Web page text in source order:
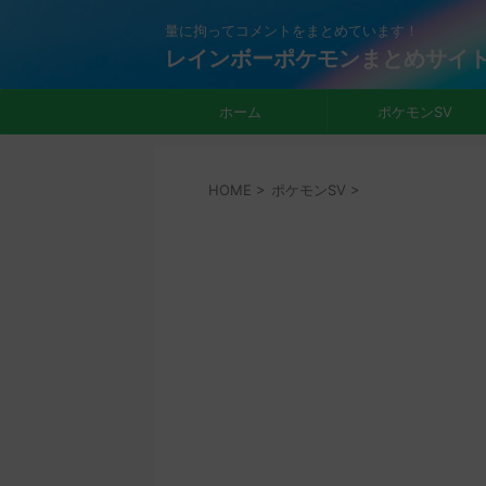
量に拘ってコメントをまとめています！
レインボーポケモンまとめサイ
ホーム ポケモンSV
HOME > ポケモンSV >